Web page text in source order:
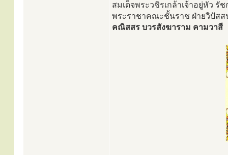
สมเด็จพระวชิรเกล้าเจ้าอยู่หัว
พระราชาคณะชั้นราช ฝ่ายวิปัส
คณิสสร บวรสังฆาราม คามวาสี